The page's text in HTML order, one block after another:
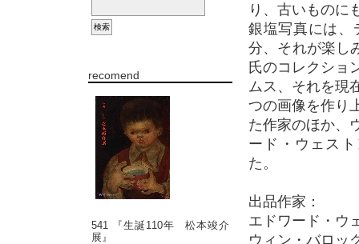
recomend
541 『生誕110年 松本竣介
展』
り、古いものに
銀塩写真には、
分、それが楽し
氏のコレクショ
ムス、それを現
つの画像を作り
た作家のほか、
ード・ウェス
た。
出品作家：
エドワード・ウ
ウィン・バロッ